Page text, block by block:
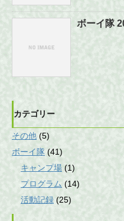
ボーイ隊
カテゴリー
その他 (5)
ボーイ隊 (41)
キャンプ場 (1)
プログラム (14)
活動記録 (25)